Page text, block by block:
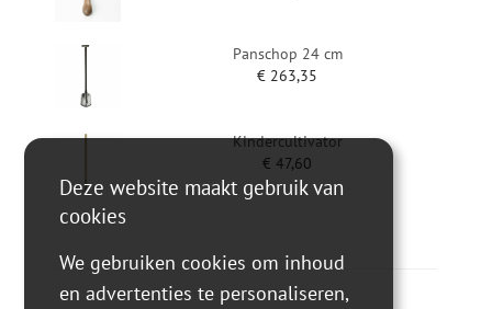
Panschop 24 cm
€ 263,35
Kindercultivator
€ 47,60
Deze website maakt gebruik van
cookies
We gebruiken cookies om inhoud
en advertenties te personaliseren,